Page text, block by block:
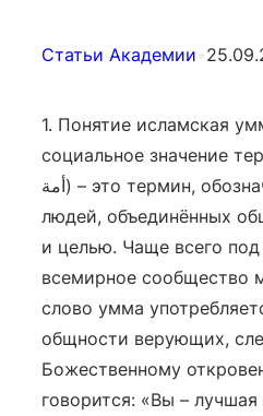
Статьи Академии
1. Понятие исламская
социальное значение
أمة) – это термин, обозначающий общину
людей, объединённых
и целью. Чаще всего
всемирное сообщество
слово умма
общности верующих,
Божественному
говорится: «Вы –